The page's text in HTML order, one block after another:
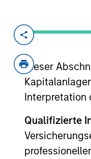
Dieser
Interpretation
Qualifizierte